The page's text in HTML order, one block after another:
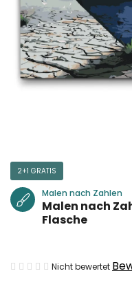
2+1 GRATIS
Malen nach Zahlen
Malen nach
Flasche
Die
Nicht bewertet